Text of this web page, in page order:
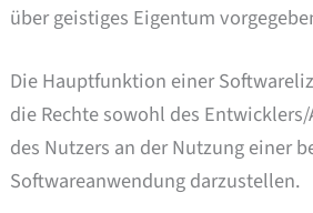
über geistiges Eigentum
Die Hauptfunktion einer
die Rechte sowohl des
des Nutzers an der Nutzung einer
Softwareanwendung darzustellen.